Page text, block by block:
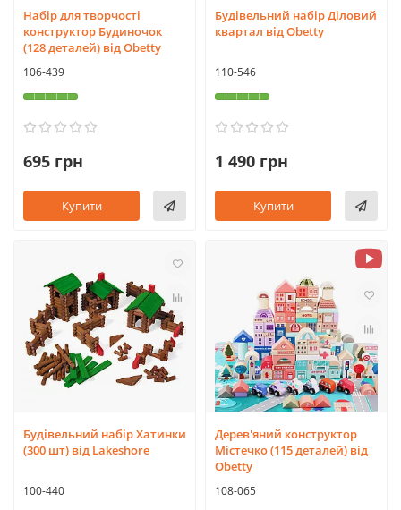
Набір для творчості
конструктор Будиночок
(128 деталей) від Obetty
106-439
695 грн
Купити
Будівельний набір Діловий
квартал від Obetty
110-546
1 490 грн
Купити
Будівельний набір Хатинки
(300 шт) від Lakeshore
100-440
Дерев'яний конструктор
Містечко (115 деталей) від
Obetty
108-065